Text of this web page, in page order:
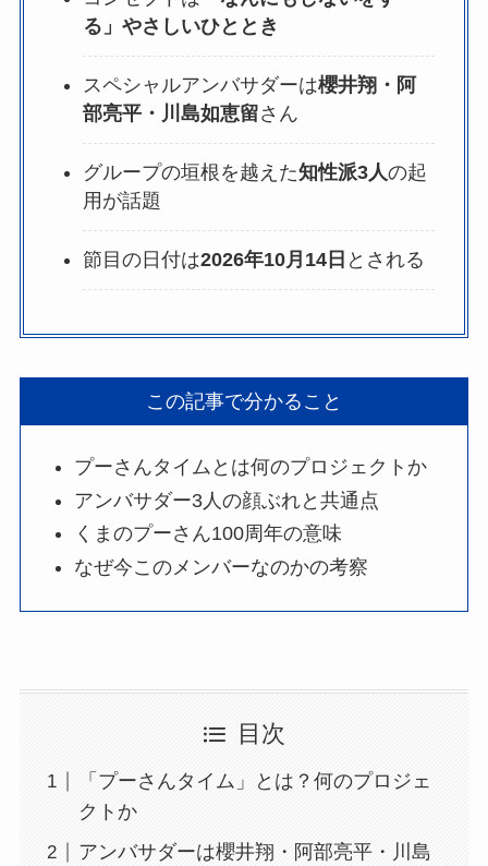
る」やさしいひととき
スペシャルアンバサダーは櫻井翔・阿
部亮平・川島如恵留さん
グループの垣根を越えた知性派3人の起
用が話題
節目の日付は2026年10月14日 とされる
この記事で分かること
プーさんタイムとは何のプロジェクトか
アンバサダー3人の顔ぶれと共通点
くまのプーさん100周年の意味
なぜ今このメンバーなのかの考察
目次
「プーさんタイム」とは？何のプロジェ
クトか
アンバサダーは櫻井翔・阿部亮平・川島